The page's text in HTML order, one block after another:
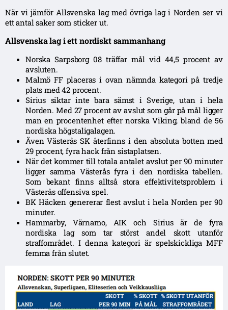
När vi jämför Allsvenska lag med övriga lag i Norden ser vi
ett antal saker som sticker ut.
Allsvenska lag i ett nordiskt sammanhang
Norska Sarpsborg 08 träffar mål vid 44,5 procent av
avsluten.
Malmö FF placeras i ovan nämnda kategori på tredje
plats med 42 procent.
Sirius siktar inte bara sämst i Sverige, utan i hela
Norden. Med 27 procent av avslut som går på mål ligger
man en procentenhet efter norska Viking, bland de 56
nordiska högstaligalagen.
Även Västerås SK återfinns i den absoluta botten med
29 procent, fyra hack från sistaplatsen.
När det kommer till totala antalet avslut per 90 minuter
ligger samma Västerås fyra i den nordiska tabellen.
Som bekant finns alltså stora effektivitetsproblem i
Västerås offensiva spel.
BK Häcken genererar flest avslut i hela Norden per 90
minuter.
Hammarby, Värnamo, AIK och Sirius är de fyra
nordiska lag som tar störst andel skott utanför
straffområdet. I denna kategori är spelskickliga MFF
femma från slutet.